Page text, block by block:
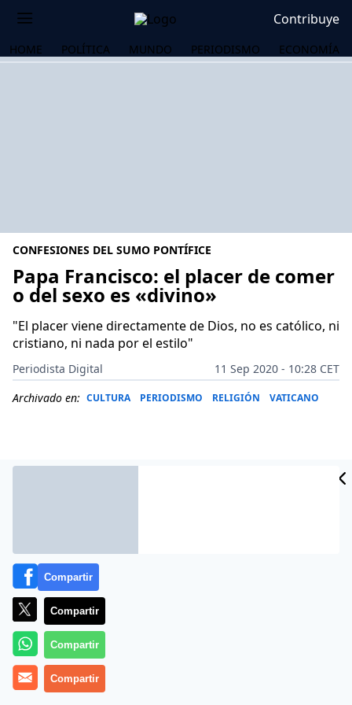
Contribuye
HOME POLÍTICA MUNDO PERIODISMO ECONOMÍA
CONFESIONES DEL SUMO PONTÍFICE
Papa Francisco: el placer de comer
o del sexo es «divino»
"El placer viene directamente de Dios, no es católico, ni
cristiano, ni nada por el estilo"
Periodista Digital
11 Sep 2020 - 10:28 CET
Archivado en: CULTURA PERIODISMO RELIGIÓN VATICANO
Más información
Compartir
Compartir
Compartir
Compartir